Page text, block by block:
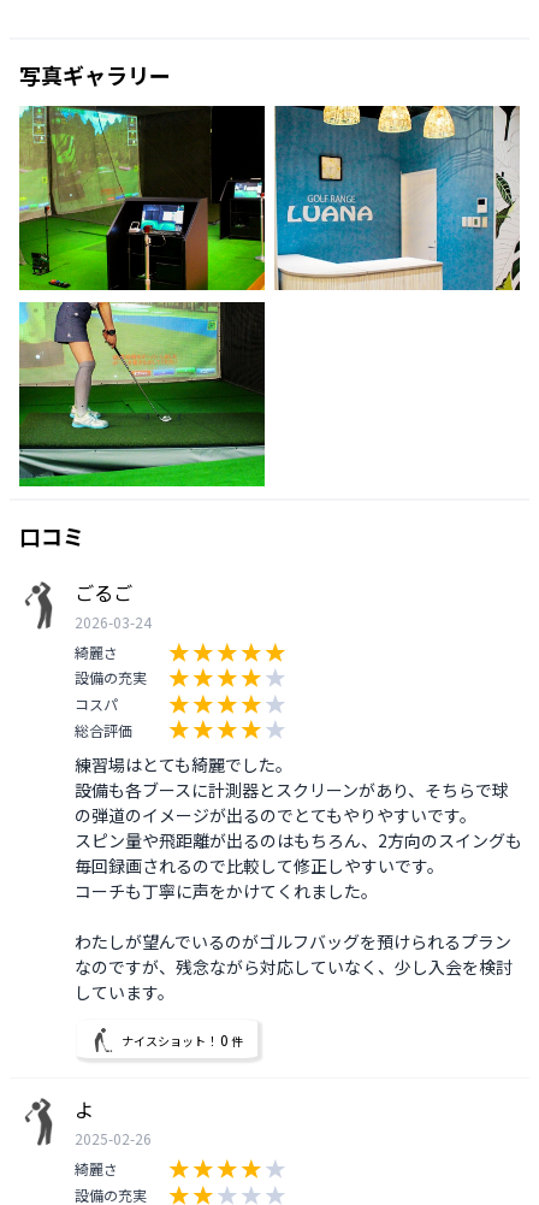
写真ギャラリー
口コミ
ごるご
2026-03-24
綺麗さ
設備の充実
コスパ
総合評価
練習場はとても綺麗でした。
設備も各ブースに計測器とスクリーンがあり、そちらで球
の弾道のイメージが出るのでとてもやりやすいです。
スピン量や飛距離が出るのはもちろん、2方向のスイングも
毎回録画されるので比較して修正しやすいです。
コーチも丁寧に声をかけてくれました。
わたしが望んでいるのがゴルフバッグを預けられるプラン
なのですが、残念ながら対応していなく、少し入会を検討
しています。
ナイスショット！ 0 件
よ
2025-02-26
綺麗さ
設備の充実